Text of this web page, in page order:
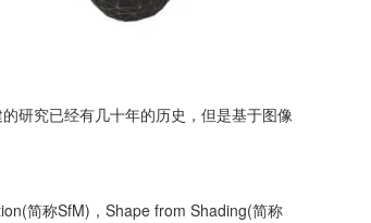
研究已经有几十年的历史，但是基于图像
简称SfM)，Shape from Shading(简称